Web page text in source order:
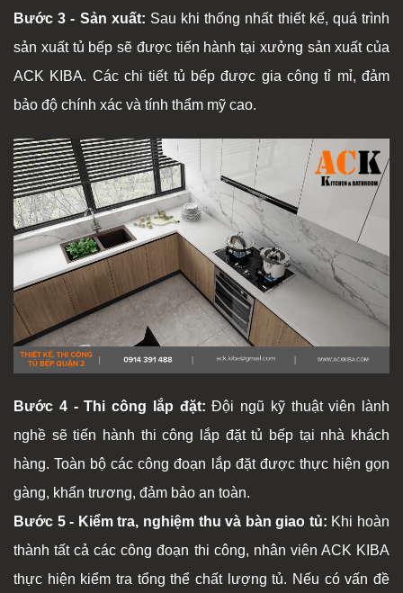
Bước 3 - Sản xuất: Sau khi thống nhất thiết kế, quá trình
sản xuất tủ bếp sẽ được tiến hành tại xưởng sản xuất của
ACK KIBA. Các chi tiết tủ bếp được gia công tỉ mỉ, đảm
bảo độ chính xác và tính thẩm mỹ cao.
Bước 4 - Thi công lắp đặt: Đội ngũ kỹ thuật viên lành
nghề sẽ tiến hành thi công lắp đặt tủ bếp tại nhà khách
hàng. Toàn bộ các công đoạn lắp đặt được thực hiện gọn
gàng, khẩn trương, đảm bảo an toàn.
Bước 5 - Kiểm tra, nghiệm thu và bàn giao tủ: Khi hoàn
thành tất cả các công đoạn thi công, nhân viên ACK KIBA
thực hiện kiểm tra tổng thể chất lượng tủ. Nếu có vấn đề